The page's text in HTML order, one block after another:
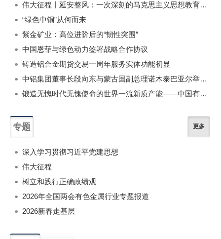
伟大征程丨延安整风：一次深刻的马克思主义思想教育运动
“绿色中铜”从何而来
紫金矿业：高位进阶后的“韧性突围”
中国恩菲与绿色动力签署战略合作协议
铸造铝合金期货交易一周年服务实体功能初显
中铝集团董事长段向东与蒙古国副总理诺木泰巴亚尔举行会谈
锻造无愧时代无愧使命的世界一流新质产能——中国有色金属工业的战略应对与破局之道（二）
专题 更多
深入学习贯彻习近平党建思想
伟大征程
树立和践行正确政绩观
2026年全国两会有色金属行业专题报道
2026新春走基层